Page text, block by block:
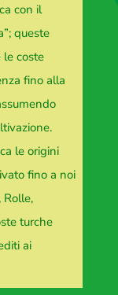
con il
queste
coste
fino alla
le origini
fino a noi
Rolle,
turche
ai